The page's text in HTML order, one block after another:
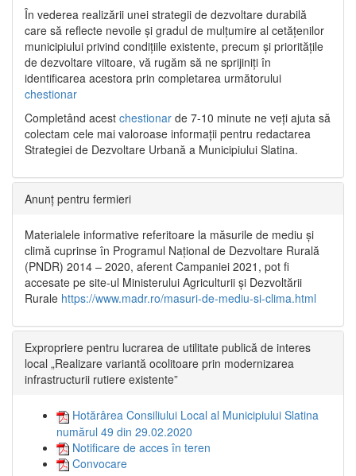
În vederea realizării unei strategii de dezvoltare durabilă
care să reflecte nevoile și gradul de mulțumire al cetățenilor
municipiului privind condițiile existente, precum și prioritățile
de dezvoltare viitoare, vă rugăm să ne sprijiniți în
identificarea acestora prin completarea următorului
chestionar
Completând acest chestionar de 7-10 minute ne veți ajuta să
colectam cele mai valoroase informații pentru redactarea
Strategiei de Dezvoltare Urbană a Municipiului Slatina.
Anunț pentru fermieri
Materialele informative referitoare la măsurile de mediu și
climă cuprinse în Programul Național de Dezvoltare Rurală
(PNDR) 2014 – 2020, aferent Campaniei 2021, pot fi
accesate pe site-ul Ministerului Agriculturii și Dezvoltării
Rurale https://www.madr.ro/masuri-de-mediu-si-clima.html
Expropriere pentru lucrarea de utilitate publică de interes
local „Realizare variantă ocolitoare prin modernizarea
infrastructurii rutiere existente”
Hotărârea Consiliului Local al Municipiului Slatina
numărul 49 din 29.02.2020
Notificare de acces în teren
Convocare